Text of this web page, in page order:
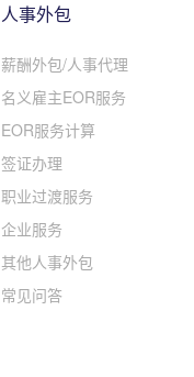
人事外包
薪酬外包/人事代理
名义雇主EOR服务
EOR服务计算
签证办理
职业过渡服务
企业服务
其他人事外包
常见问答